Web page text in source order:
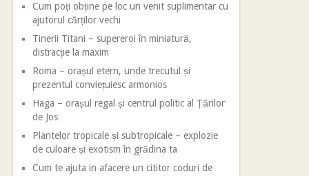
Cum poți obține pe loc un venit suplimentar cu
ajutorul cărților vechi
Tinerii Titani – supereroi în miniatură,
distracție la maxim
Roma – orașul etern, unde trecutul și
prezentul conviețuiesc armonios
Haga – orașul regal și centrul politic al Țărilor
de Jos
Plantelor tropicale și subtropicale – explozie
de culoare și exotism în grădina ta
Cum te ajuta in afacere un cititor coduri de